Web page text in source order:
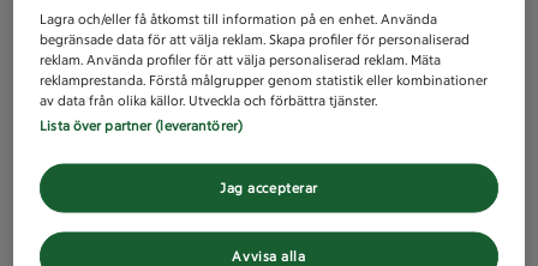
Lagra och/eller få åtkomst till information på en enhet. Använda
begränsade data för att välja reklam. Skapa profiler för personaliserad
reklam. Använda profiler för att välja personaliserad reklam. Mäta
reklamprestanda. Förstå målgrupper genom statistik eller kombinationer
av data från olika källor. Utveckla och förbättra tjänster.
Lista över partner (leverantörer)
Avvisa alla
Jag accepterar